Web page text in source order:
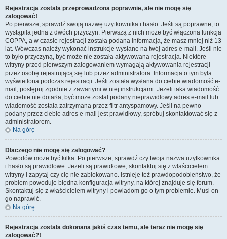
Rejestracja została przeprowadzona poprawnie, ale nie mogę się
zalogować!
Po pierwsze, sprawdź swoją nazwę użytkownika i hasło. Jeśli są poprawne, to
wystąpiła jedna z dwóch przyczyn. Pierwszą z nich może być włączona funkcja
COPPA, a w czasie rejestracji została podana informacja, że masz mniej niż 13
lat. Wówczas należy wykonać instrukcje wysłane na twój adres e-mail. Jeśli nie
to było przyczyną, być może nie została aktywowana rejestracja. Niektóre
witryny przed pierwszym zalogowaniem wymagają aktywowania rejestracji
przez osobę rejestrującą się lub przez administratora. Informacja o tym była
wyświetlona podczas rejestracji. Jeśli została wysłana do ciebie wiadomość e-
mail, postępuj zgodnie z zawartymi w niej instrukcjami. Jeżeli taka wiadomość
do ciebie nie dotarła, być może został podany nieprawidłowy adres e-mail lub
wiadomość została zatrzymana przez filtr antyspamowy. Jeśli na pewno
podany przez ciebie adres e-mail jest prawidłowy, spróbuj skontaktować się z
administratorem.
Na górę
Dlaczego nie mogę się zalogować?
Powodów może być kilka. Po pierwsze, sprawdź czy twoja nazwa użytkownika
i hasło są prawidłowe. Jeżeli są prawidłowe, skontaktuj się z właścicielem
witryny i zapytaj czy cię nie zablokowano. Istnieje też prawdopodobieństwo, że
problem powoduje błędna konfiguracja witryny, na której znajduje się forum.
Skontaktuj się z właścicielem witryny i powiadom go o tym problemie. Musi on
go naprawić.
Na górę
Rejestracja została dokonana jakiś czas temu, ale teraz nie mogę się
zalogować?!